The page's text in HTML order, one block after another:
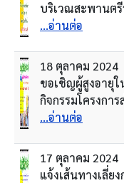
บริเวณสะพานต
...อ่านต่อ
18 ตุลาคม 2024
ขอเชิญผู้สูงอายุ
กิจกรรมโครงกา
...อ่านต่อ
17 ตุลาคม 2024
แจ้งเส้นทางเลี่ย